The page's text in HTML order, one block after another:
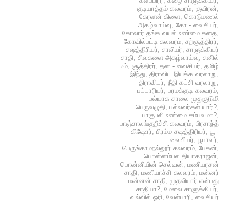
குடியாத்தம் கலவரம், குவிரன்,
கேரளன் கிளை, கொடுமணல்
அகழ்வாய்வு, கோ - வைசியர்,
கோலார் தங்க வயல் உண்மை கதை,
கோவில்பட்டி கலவரம், சற்சூத்திரர்,
சஷத்திரியர், சாலியர், சாளுக்கியர்
சாதி, சிவகளை அகழ்வாய்வு, சுனில்
டீம், சூத்திரர், தன - வைசியர், தமிழ்
இந்து, திராவிட இயக்க வரலாறு,
திராவிடர், நீதி கட்சி வரலாறு,
பட்டாரியர், பரமக்குடி கலவரம்,
பல்யாக சாலை முதுகுடுமி
பெருவழுதி, பல்லவர்கள் யார்?,
பாகுபலி உண்மை சம்பவமா?,
பாஞ்சாலங்குறிச்சி கலவரம், பிரசாந்த்
கிஷோர், பிரம்ம சஷத்திரியர், பூ -
வைசியர், பூபாலர்,
பெருங்காமநல்லூர் கலவரம், பேகன்,
பொன்னம்பல தியாகராஜன்,
பொன்னியின் செல்வன், மணியரசன்
சாதி, மணியாச்சி கலவரம், மன்னர்
மன்னன் சாதி, முதலியார் என்பது
சாதியா?, மேலை சாளுக்கியர்,
வல்வில் ஓரி, வேள்பாரி, வைசியர்